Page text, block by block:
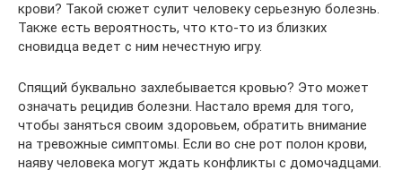
крови? Такой сюжет сулит человеку серьезную болезнь.
Также есть вероятность, что кто-то из близких
сновидца ведет с ним нечестную игру.
Спящий буквально захлебывается кровью? Это может
означать рецидив болезни. Настало время для того,
чтобы заняться своим здоровьем, обратить внимание
на тревожные симптомы. Если во сне рот полон крови,
наяву человека могут ждать конфликты с домочадцами.